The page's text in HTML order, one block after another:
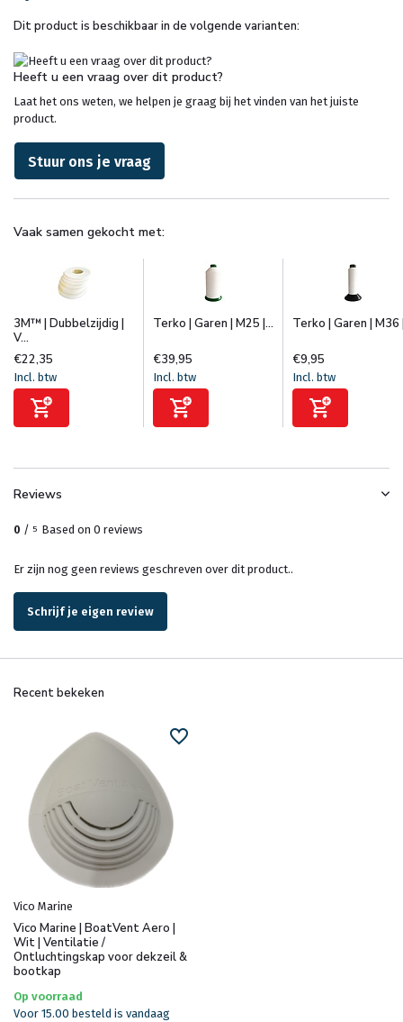
Dit product is beschikbaar in de volgende varianten:
Heeft u een vraag over dit product?
Laat het ons weten, we helpen je graag bij het vinden van het juiste
product.
Stuur ons je vraag
Vaak samen gekocht met:
3M™ | Dubbelzijdig |
V...
€22,35
Incl. btw
Terko | Garen | M25 |...
€39,95
Incl. btw
Terko | Garen | M36
€9,95
Incl. btw
Reviews
0 / 5 Based on 0 reviews
Er zijn nog geen reviews geschreven over dit product..
Schrijf je eigen review
Recent bekeken
Vico Marine
Vico Marine | BoatVent Aero |
Wit | Ventilatie /
Ontluchtingskap voor dekzeil &
bootkap
Op voorraad
Voor 15.00 besteld is vandaag